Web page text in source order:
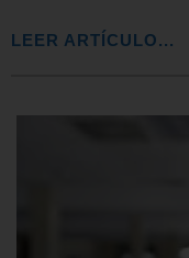
LEER ARTÍCULO...